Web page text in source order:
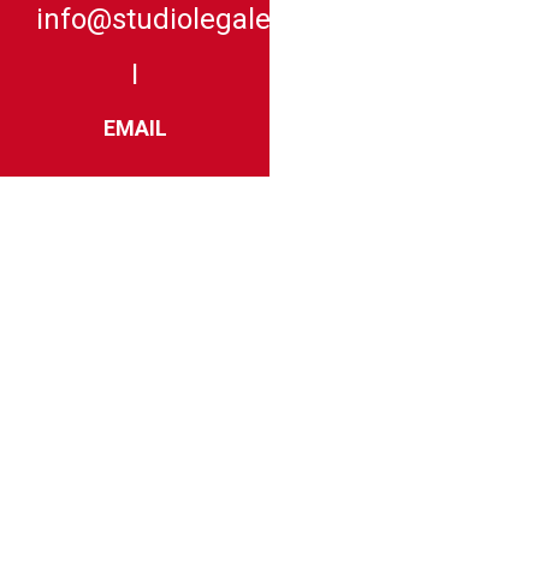
info@studiolegaleantonelli.eu
I
EMAIL